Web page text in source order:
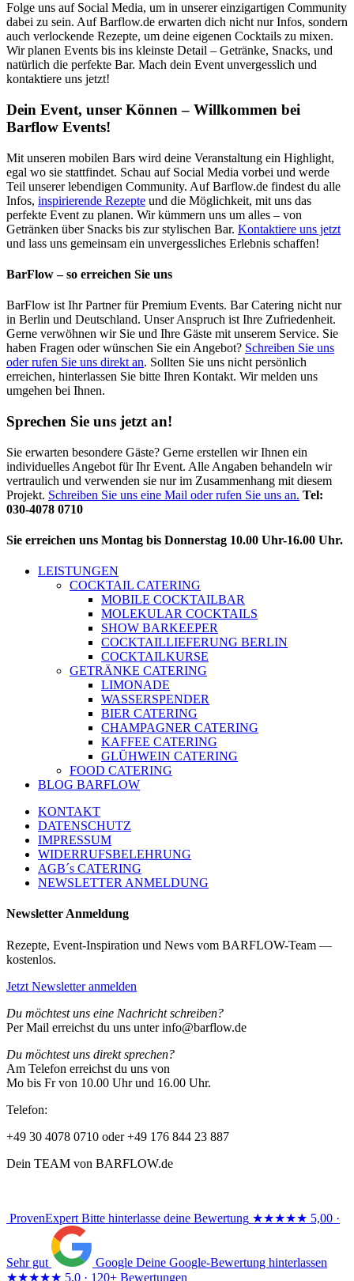
Folge uns auf Social Media, um in unserer einzigartigen Community
dabei zu sein. Auf Barflow.de erwarten dich nicht nur Infos, sondern
auch verlockende Rezepte, um deine eigenen Cocktails zu mixen.
Wir planen Events bis ins kleinste Detail – Getränke, Snacks, und
natürlich die perfekte Bar. Mach dein Event unvergesslich und
kontaktiere uns jetzt!
Dein Event, unser Können – Willkommen bei
Barflow Events!
Mit unseren mobilen Bars wird deine Veranstaltung ein Highlight,
egal wo sie stattfindet. Schau auf Social Media vorbei und werde
Teil unserer lebendigen Community. Auf Barflow.de findest du alle
Infos, inspirierende Rezepte und die Möglichkeit, mit uns das
perfekte Event zu planen. Wir kümmern uns um alles – von
Getränken über Snacks bis zur stylischen Bar. Kontaktiere uns jetzt
und lass uns gemeinsam ein unvergessliches Erlebnis schaffen!
BarFlow – so erreichen Sie uns
BarFlow ist Ihr Partner für Premium Events. Bar Catering nicht nur
in Berlin und Deutschland. Unser Anspruch ist Ihre Zufriedenheit.
Gerne verwöhnen wir Sie und Ihre Gäste mit unserem Service. Sie
haben Fragen oder wünschen Sie ein Angebot? Schreiben Sie uns
oder rufen Sie uns direkt an. Sollten Sie uns nicht persönlich
erreichen, hinterlassen Sie bitte Ihren Kontakt. Wir melden uns
umgehen bei Ihnen.
Sprechen Sie uns jetzt an!
Sie erwarten besondere Gäste? Gerne erstellen wir Ihnen ein
individuelles Angebot für Ihr Event. Alle Angaben behandeln wir
vertraulich und verwenden sie nur im Zusammenhang mit diesem
Projekt. Schreiben Sie uns eine Mail oder rufen Sie uns an. Tel:
030-4078 0710
Sie erreichen uns Montag bis Donnerstag 10.00 Uhr-16.00 Uhr.
LEISTUNGEN
COCKTAIL CATERING
MOBILE COCKTAILBAR
MOLEKULAR COCKTAILS
SHOW BARKEEPER
COCKTAILLIEFERUNG BERLIN
COCKTAILKURSE
GETRÄNKE CATERING
LIMONADE
WASSERSPENDER
BIER CATERING
CHAMPAGNER CATERING
KAFFEE CATERING
GLÜHWEIN CATERING
FOOD CATERING
BLOG BARFLOW
KONTAKT
DATENSCHUTZ
IMPRESSUM
WIDERRUFSBELEHRUNG
AGB´s CATERING
NEWSLETTER ANMELDUNG
Newsletter Anmeldung
Rezepte, Event-Inspiration und News vom BARFLOW-Team —
kostenlos.
Jetzt Newsletter anmelden
Du möchtest uns eine Nachricht schreiben?
Per Mail erreichst du uns unter info@barflow.de
Du möchtest uns direkt sprechen?
Am Telefon erreichst du uns von
Mo bis Fr von 10.00 Uhr und 16.00 Uhr.
Telefon:
+49 30 4078 0710 oder +49 176 844 23 887
Dein TEAM von BARFLOW.de
ProvenExpert Bitte hinterlasse deine Bewertung ★★★★★ 5,00 ·
Sehr gut Google Deine Google-Bewertung hinterlassen
★★★★★ 5,0 · 120+ Bewertungen